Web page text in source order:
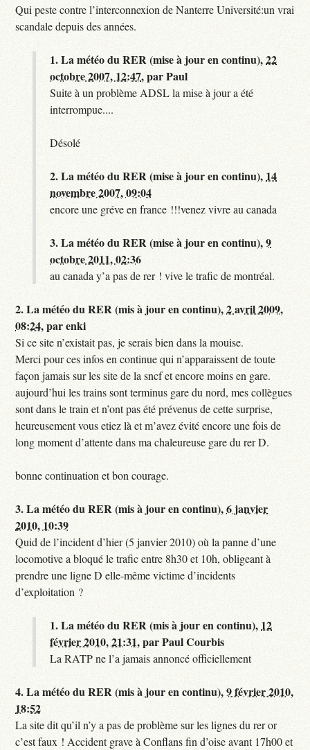
Qui peste contre l’interconnexion de Nanterre Université:un vrai
scandale depuis des années.
1.La météo du RER (mise à jour en continu),22
octobre 2007, 12:47,parPaul
Suite à un problème ADSL la mise à jour a été
interrompue....
Désolé
2.La météo du RER (mise à jour en continu), 14
novembre 2007, 09:04
encore une gréve en france !!!venez vivre au canada
3.La météo du RER (mise à jour en continu),9
octobre 2011, 02:36
au canada y’a pas de rer ! vive le trafic de montréal.
2.La météo du RER (mis à jour en continu),2 avril 2009,
08:24,parenki
Si ce site n’existait pas, je serais bien dans la mouise.
Merci pour ces infos en continue qui n’apparaissent de toute
façon jamais sur les site de la sncf et encore moins en gare.
aujourd’hui les trains sont terminus gare du nord, mes collègues
sont dans le train et n’ont pas été prévenus de cette surprise,
heureusement vous etiez là et m’avez évité encore une fois de
long moment d’attente dans ma chaleureuse gare du rer D.
bonne continuation et bon courage.
3.La météo du RER (mis à jour en continu),6 janvier
2010, 10:39
Quid de l’incident d’hier (5 janvier 2010) où la panne d’une
locomotive a bloqué le trafic entre 8h30 et 10h, obligeant à
prendre une ligne D elle-même victime d’incidents
d’exploitation ?
1.La météo du RER (mis à jour en continu), 12
février 2010, 21:31,parPaul Courbis
La RATP ne l’a jamais annoncé officiellement
4.La météo du RER (mis à jour en continu),9 février 2010,
18:52
La site dit qu’il n’y a pas de problème sur les lignes du rer or
c’est faux ! Accident grave à Conflans fin d’oise avant 17h00 et